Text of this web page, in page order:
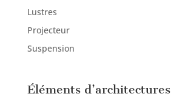
Lustres
Projecteur
Suspension
Éléments d’architectures